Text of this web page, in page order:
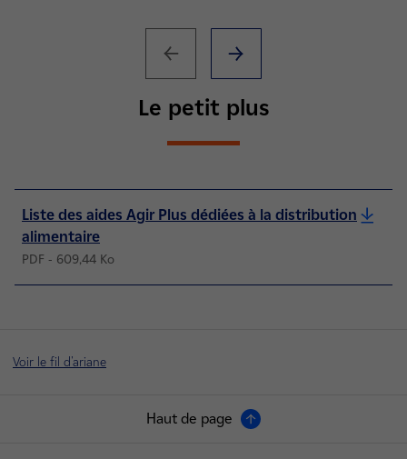
Le petit plus
Liste des aides Agir Plus dédiées à la distribution
alimentaire
PDF - 609,44 Ko
Voir le fil d'ariane
Haut de page